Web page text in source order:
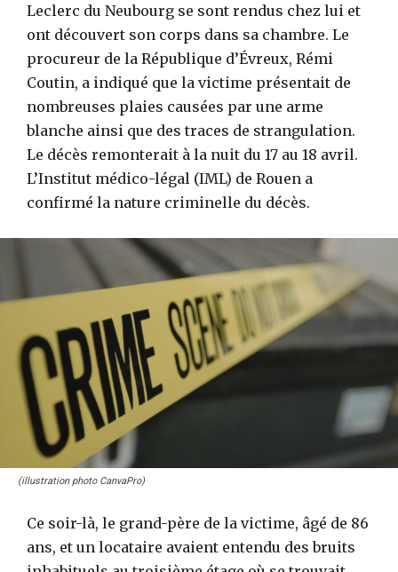
Leclerc du Neubourg se sont rendus chez lui et
ont découvert son corps dans sa chambre. Le
procureur de la République d’Évreux, Rémi
Coutin, a indiqué que la victime présentait de
nombreuses plaies causées par une arme
blanche ainsi que des traces de strangulation.
Le décès remonterait à la nuit du 17 au 18 avril.
L’Institut médico-légal (IML) de Rouen a
confirmé la nature criminelle du décès.
(illustration photo CanvaPro)
Ce soir-là, le grand-père de la victime, âgé de 86
ans, et un locataire avaient entendu des bruits